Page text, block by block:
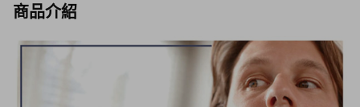
商品介紹